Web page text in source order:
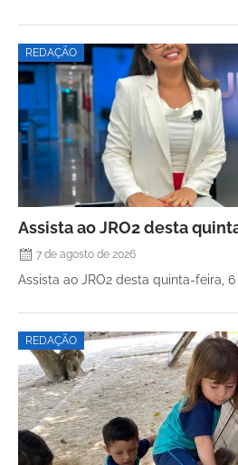
REDAÇÃO
Assista ao JRO2 desta
7 de agosto de 2026
Assista ao JRO2 desta quinta-feira, 6
REDAÇÃO